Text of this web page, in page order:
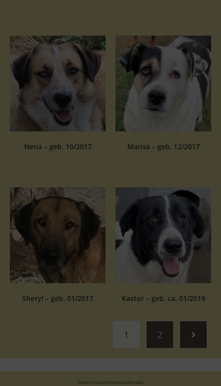
Nena – geb. 10/2017 Marisa – geb. 12/2017
Sheryl – geb. 01/2017 Kastor – geb. ca. 01/2019
1 2
DatenschutzImpressumKontakt